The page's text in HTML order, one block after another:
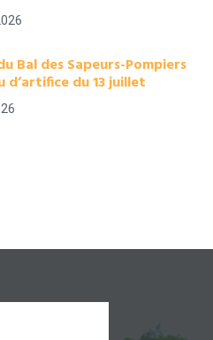
Bal des Sapeurs-Pompiers
d’artifice du 13 juillet